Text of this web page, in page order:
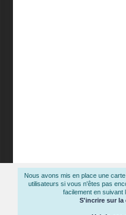
Nous avons mis en place une
utilisateurs si vous n'êtes pas
facilement en suivant
S'incrire sur la